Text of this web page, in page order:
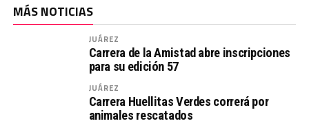
MÁS NOTICIAS
JUÁREZ
Carrera de la Amistad abre inscripciones
para su edición 57
JUÁREZ
Carrera Huellitas Verdes correrá por
animales rescatados